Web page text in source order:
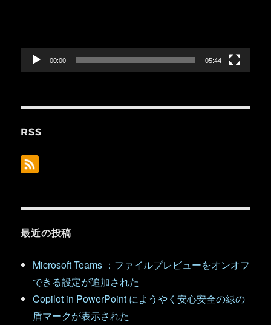
ー
00:00 05:44
RSS
最近の投稿
Microsoft Teams ：ファイルプレビューをオンオフ
できる設定が追加された
Copilot in PowerPoint にようやく安心安全の緑の
盾マークが表示された